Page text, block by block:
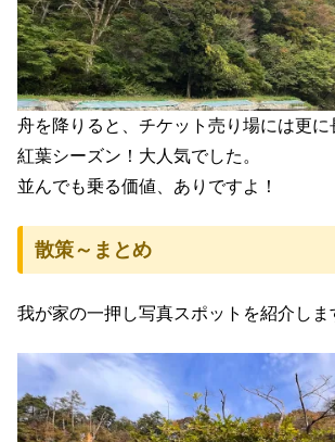
舟を降りると、チケット売り場には更
紅葉シーズン！大人気でした。
並んでも乗る価値、ありですよ！
散策～まとめ
我が家の一押し写真スポットを紹介しま